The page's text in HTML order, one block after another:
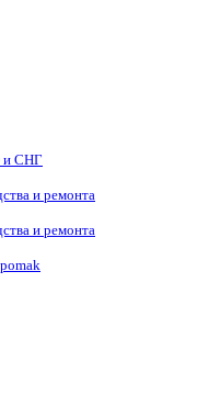
и СНГ
и ремонта
и ремонта